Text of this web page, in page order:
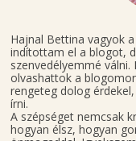
Hajnal Bettina vagyok
indítottam el a blogot,
szenvedélyemmé
olvashattok a
rengeteg dolog
írni.
A szépséget nemcsak
hogyan élsz, hogyan